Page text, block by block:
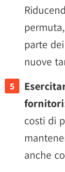
parte
nuove
fornitori
costi di
anche